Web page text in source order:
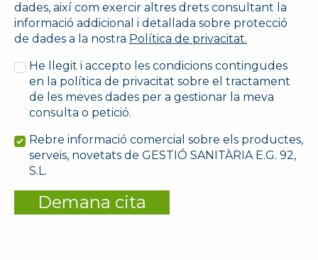
dades, així com exercir altres drets consultant la
informació addicional i detallada sobre protecció
de dades a la nostra Política de privacitat.
He llegit i accepto les condicions contingudes
en la política de privacitat sobre el tractament
de les meves dades per a gestionar la meva
consulta o petició.
Rebre informació comercial sobre els productes,
serveis, novetats de GESTIÓ SANITÀRIA E.G. 92,
S.L.
Demana cita